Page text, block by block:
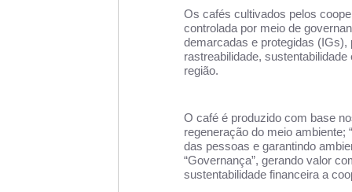
Os cafés cultivados pelos
controlada por meio de
demarcadas e protegidas (IGs),
rastreabilidade,
região.
O café é produzido com base
regeneração do meio ambiente;
das pessoas e garantindo
“Governança”, gerando valor
sustentabilidade financeira a